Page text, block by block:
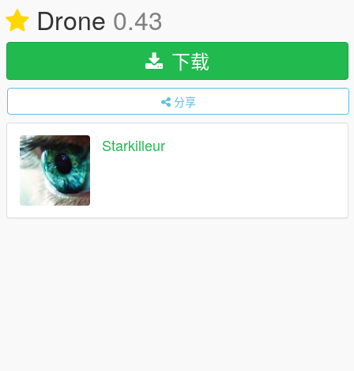
Drone 0.43
下载
分享
Starkilleur